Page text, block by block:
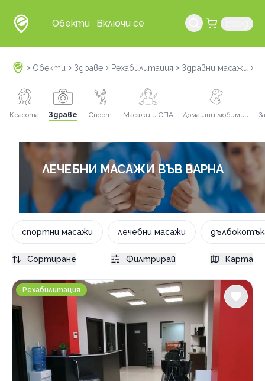
Обекти Включи се
Обекти Здраве Рехабилитация Здравни масажи
Красота Здраве Спорт Масажи и СПА Домашни любимци
ЛЕЧЕБНИ МАСАЖИ ВЪВ ВАРНА
спортни масажи лечебни масажи
Letty Studio
Рехабилитация
Сортиране Филтрирай Карта
София
Созопол
к.к. Златни Пясъци
Смолян
Варна
Възраждане
Виж всички